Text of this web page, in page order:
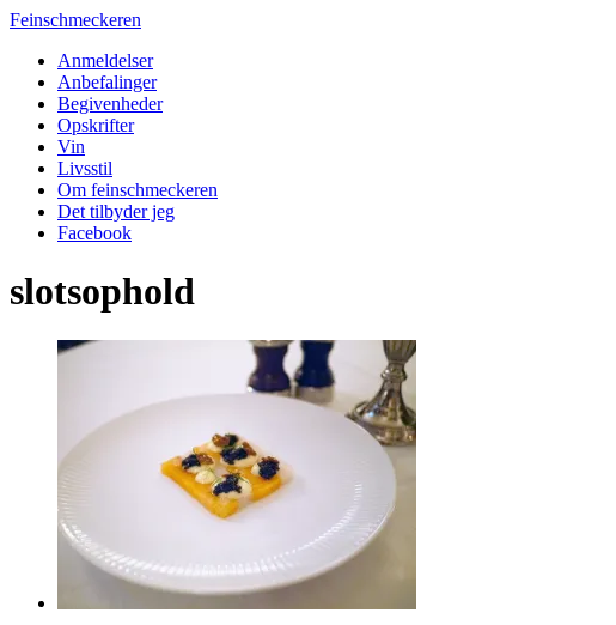
Feinschmeckeren
Anmeldelser
Anbefalinger
Begivenheder
Opskrifter
Vin
Livsstil
Om feinschmeckeren
Det tilbyder jeg
Facebook
slotsophold